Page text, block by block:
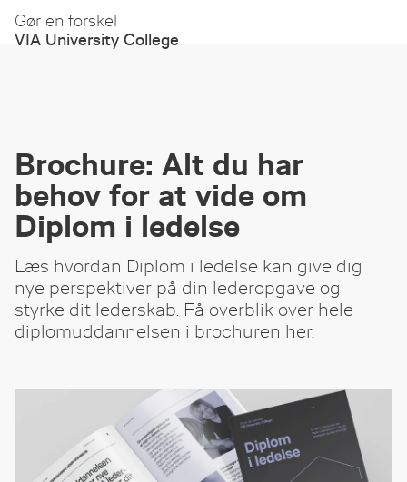
Gør en forskel
VIA University College
Brochure: Alt du har
behov for at vide om
Diplom i ledelse
Læs hvordan Diplom i ledelse kan give dig
nye perspektiver på din lederopgave og
styrke dit lederskab. Få overblik over hele
diplomuddannelsen i brochuren her.